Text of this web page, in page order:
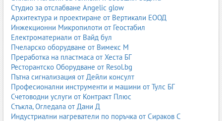
Студио за отслабване Angelic glow
Архитектура и проектиране от Вертикали ЕООД
Инжекционни Микропилоти от Геостабил
Електроматериали от Вайд бул
Пчеларско оборудване от Вимекс М
Преработка на пластмаса от Хеста БГ
Ресторантско Оборудване от Resol.bg
Пътна сигнализация от Дейли консулт
Професионални инструменти и машини от Тулс БГ
Счетоводни услуги от Контракт Плюс
Стъкла, Огледала от Дани Д
Индустриални нагреватели по поръчка от Сираков С